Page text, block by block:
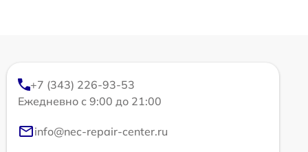
+7 (343) 226-93-53
Ежедневно с 9:00 до 21:00
info@nec-repair-center.ru